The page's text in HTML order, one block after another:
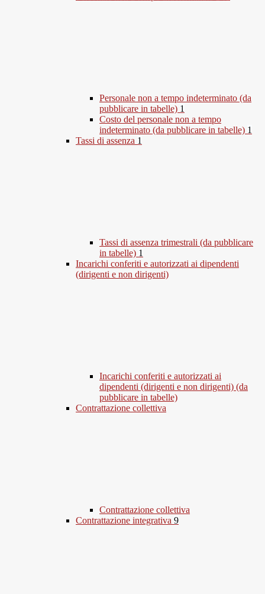
Personale non a tempo indeterminato (da
pubblicare in tabelle) 1
Costo del personale non a tempo
indeterminato (da pubblicare in tabelle) 1
Tassi di assenza 1
Tassi di assenza trimestrali (da pubblicare
in tabelle) 1
Incarichi conferiti e autorizzati ai dipendenti
(dirigenti e non dirigenti)
Incarichi conferiti e autorizzati ai
dipendenti (dirigenti e non dirigenti) (da
pubblicare in tabelle)
Contrattazione collettiva
Contrattazione collettiva
Contrattazione integrativa 9